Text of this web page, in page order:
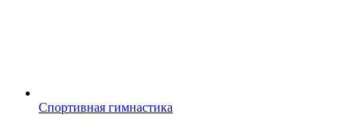
Спортивная гимнастика